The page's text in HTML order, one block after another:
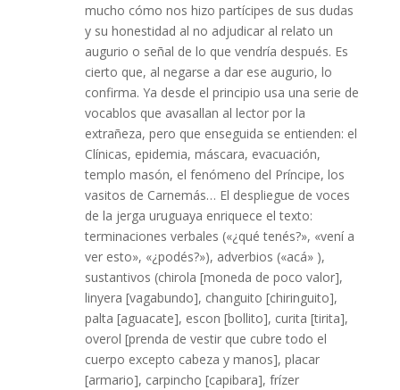
mucho cómo nos hizo partícipes de sus dudas
y su honestidad al no adjudicar al relato un
augurio o señal de lo que vendría después. Es
cierto que, al negarse a dar ese augurio, lo
confirma. Ya desde el principio usa una serie de
vocablos que avasallan al lector por la
extrañeza, pero que enseguida se entienden: el
Clínicas, epidemia, máscara, evacuación,
templo masón, el fenómeno del Príncipe, los
vasitos de Carnemás… El despliegue de voces
de la jerga uruguaya enriquece el texto:
terminaciones verbales («¿qué tenés?», «vení a
ver esto», «¿podés?»), adverbios («acá» ),
sustantivos (chirola [moneda de poco valor],
linyera [vagabundo], changuito [chiringuito],
palta [aguacate], escon [bollito], curita [tirita],
overol [prenda de vestir que cubre todo el
cuerpo excepto cabeza y manos], placar
[armario], carpincho [capibara], frízer